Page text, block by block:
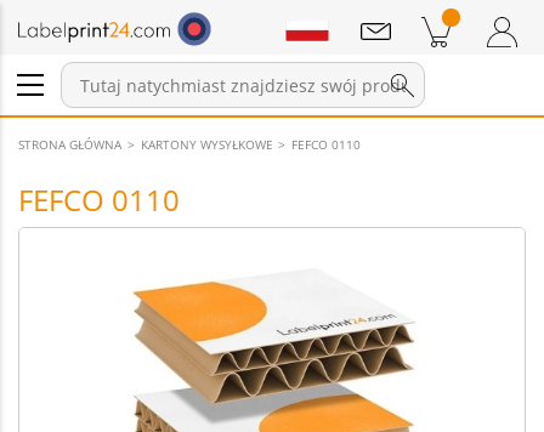
Zaloguj się / Zarejestruj
Pozycji w koszyku
Wiadomości
STRONA GŁÓWNA KARTONY WYSYŁKOWE FEFCO 0110
FEFCO 0110